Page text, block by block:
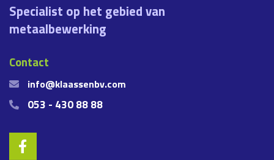
Specialist op het gebied van
metaalbewerking
Contact
info@klaassenbv.com
053 - 430 88 88